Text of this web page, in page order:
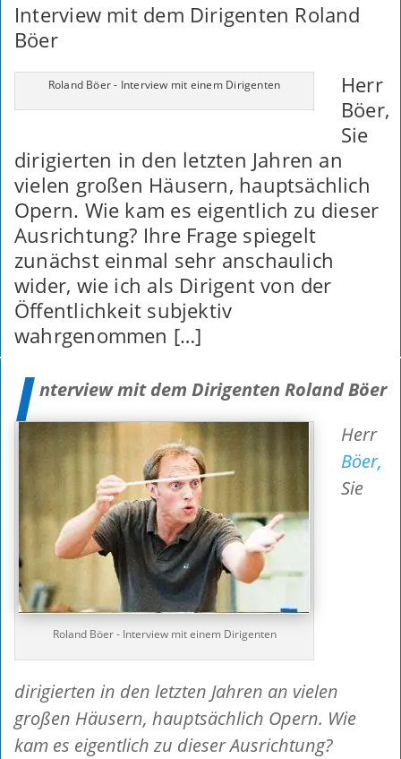
Interview mit dem Dirigenten Roland
Böer
Roland Böer - Interview mit einem Dirigenten
Herr
Böer,
Sie
dirigierten in den letzten Jahren an
vielen großen Häusern, hauptsächlich
Opern. Wie kam es eigentlich zu dieser
Ausrichtung? Ihre Frage spiegelt
zunächst einmal sehr anschaulich
wider, wie ich als Dirigent von der
Öffentlichkeit subjektiv
wahrgenommen […]
Interview mit dem Dirigenten Roland Böer
Roland Böer - Interview mit einem Dirigenten
Herr
Böer,
Sie
dirigierten in den letzten Jahren an vielen
großen Häusern, hauptsächlich Opern. Wie
kam es eigentlich zu dieser Ausrichtung?